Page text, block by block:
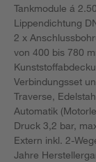
Tankmodule á
Lippendichtung
2 x
von 400 bis 780
Verbindungsset
Traverse,
Automatik
Druck 3,2 bar,
Extern inkl. 2-
Jahre